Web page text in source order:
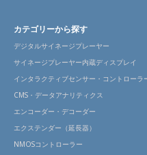
カテゴリーから探す
デジタルサイネージプレーヤー
サイネージプレーヤー内蔵ディスプレイ
インタラクティブセンサー・コントローラ
CMS・データアナリティクス
エンコーダー・デコーダー
エクステンダー（延長器）
NMOSコントローラー